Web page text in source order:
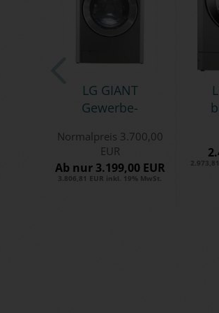
LG GIANT
Ge­wer­be­
schi­ne LP -
10kg
Normalpreis 3.700,00
EUR
Ab nur 3.199,00 EUR
3.806,81 EUR inkl. 19% MwSt.